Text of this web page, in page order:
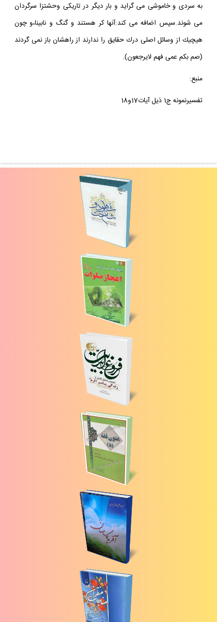
به سردى و خاموشى مى گرايد و بار ديگر در تاريكى وحشتزا سرگردان
مى شوند.سپس اضافه مى كند:آنها كر هستند و گنگ و نابينا،و چون
هيچيك از وسائل اصلى درك حقايق را ندارند از راهشان باز نمى گردند
(صم بكم عمى فهم لايرجعون).
منبع:
تفسيرنمونه ج1 ذيل آيات17و18